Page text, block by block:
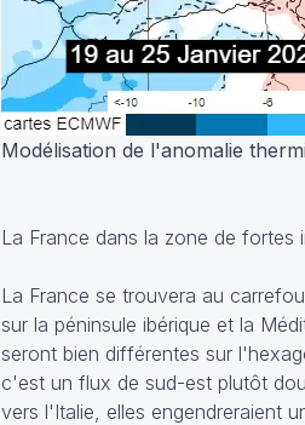
Modélisation de l'anomalie
La France dans la zone de fortes
La France se trouvera au
sur la péninsule ibérique et la
seront bien différentes sur
c'est un flux de sud-est plutôt
vers l'Italie, elles engendreraient